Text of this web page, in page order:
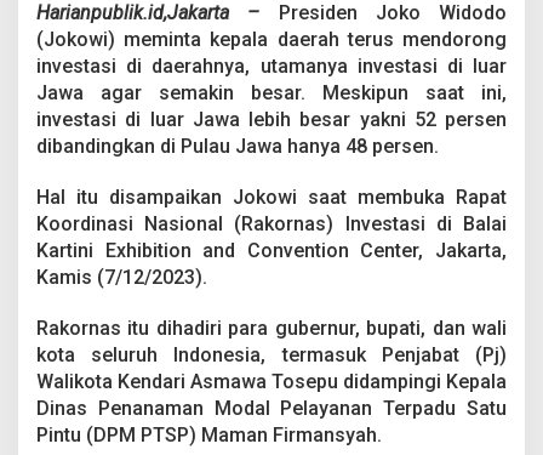
L
u
r
J
a
w
T
e
r
u
s
r
o
n
g
I
Harianpublik.id,Jakarta –
Presiden Joko Widodo
(Jokowi) meminta kepala daerah terus mendorong
investasi di daerahnya, utamanya investasi di luar
Jawa agar semakin besar. Meskipun saat ini,
investasi di luar Jawa lebih besar yakni 52 persen
dibandingkan di Pulau Jawa hanya 48 persen.
Hal itu disampaikan Jokowi saat membuka Rapat
Koordinasi Nasional (Rakornas) Investasi di Balai
Kartini Exhibition and Convention Center, Jakarta,
Kamis (7/12/2023).
Rakornas itu dihadiri para gubernur, bupati, dan wali
kota seluruh Indonesia, termasuk Penjabat (Pj)
Walikota Kendari Asmawa Tosepu didampingi Kepala
Dinas Penanaman Modal Pelayanan Terpadu Satu
Pintu (DPM PTSP) Maman Firmansyah.